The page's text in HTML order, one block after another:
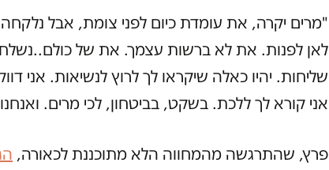
"מרים יקרה, את עומדת כיום לפני צומת, אבל
לאן לפנות. את לא ברשות עצמך. את של
שליחות. יהיו כאלה שיקראו לך לרוץ לנשיאות. אני
אני קורא לך ללכת. בשקט, בביטחון, לכי מרים.
פרץ, שהתרגשה מהמחווה הלא מתוכננת לכאורה,